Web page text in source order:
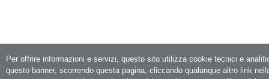
Per offrire informazioni e servizi, questo sito utilizza cookie tecnici e
questo banner, scorrendo questa pagina, cliccando qualunque altro link